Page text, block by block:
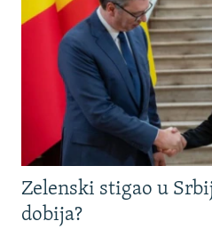
Zelenski stigao u
dobija?